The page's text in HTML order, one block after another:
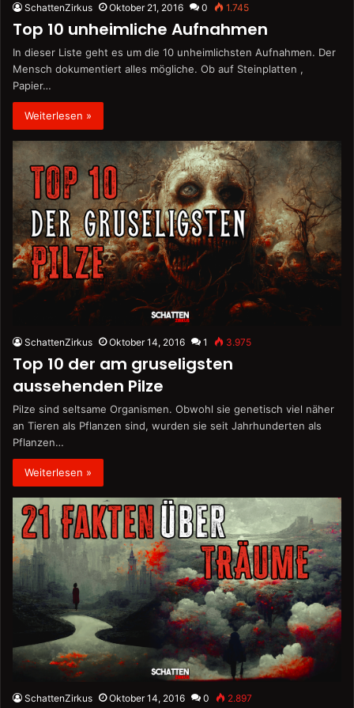
SchattenZirkus Oktober 21, 2016 0 1.745
Top 10 unheimliche Aufnahmen
In dieser Liste geht es um die 10 unheimlichsten Aufnahmen. Der
Mensch dokumentiert alles mögliche. Ob auf Steinplatten ,
Papier…
Weiterlesen »
SchattenZirkus Oktober 14, 2016 1 3.975
Top 10 der am gruseligsten
aussehenden Pilze
Pilze sind seltsame Organismen. Obwohl sie genetisch viel näher
an Tieren als Pflanzen sind, wurden sie seit Jahrhunderten als
Pflanzen…
Weiterlesen »
SchattenZirkus Oktober 14, 2016 0 2.897